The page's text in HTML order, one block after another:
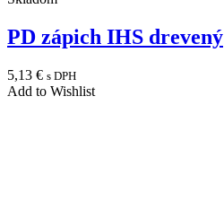
PD zápich IHS drevený
5,13 € s DPH
Add to Wishlist